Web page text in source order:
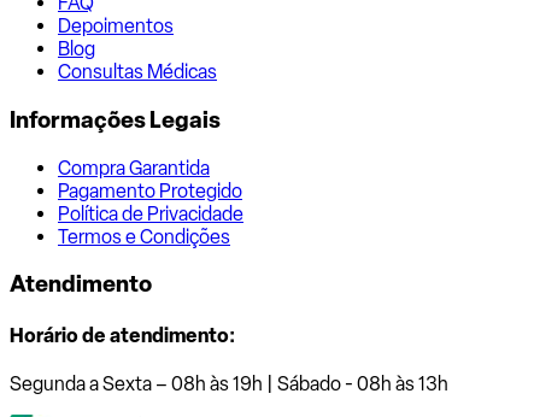
Depoimentos
Blog
Consultas Médicas
Informações Legais
Compra Garantida
Pagamento Protegido
Política de Privacidade
Termos e Condições
Atendimento
Horário de atendimento:
Segunda a Sexta – 08h às 19h | Sábado - 08h às 13h